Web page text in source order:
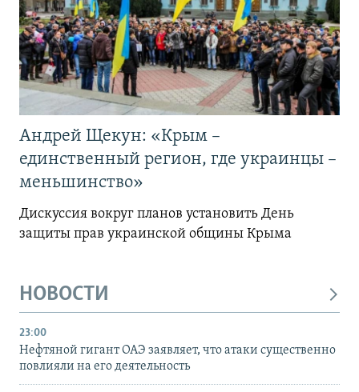
Андрей Щекун: «Крым –
единственный регион, где украинцы –
меньшинство»
Дискуссия вокруг планов установить День
защиты прав украинской общины Крыма
НОВОСТИ
23:00
Нефтяной гигант ОАЭ заявляет, что атаки существенно
повлияли на его деятельность